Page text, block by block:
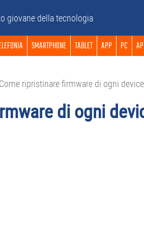
giovane della tecnologia
SMARTPHONE TABLET APP PC
Come ripristinare firmware di ogni
di ogni